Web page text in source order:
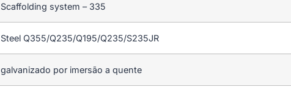
Scaffolding system – 335
Steel Q355/Q235/Q195/Q235/S235JR
galvanizado por imersão a quente